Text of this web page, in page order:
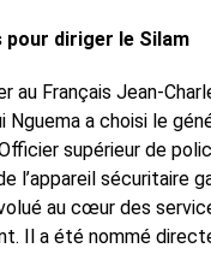
pour diriger le Silam
au Français Jean-
Nguema a choisi le
Officier supérieur de
l’appareil sécuritaire
au cœur des
Il a été nommé